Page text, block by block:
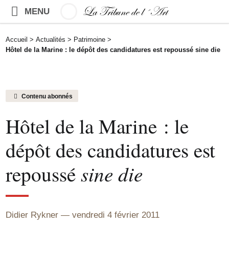
MENU
Accueil > Actualités > Patrimoine >
Hôtel de la Marine : le dépôt des candidatures est repoussé sine die
Contenu abonnés
Hôtel de la Marine : le
dépôt des candidatures est
repoussésine die
Didier Rykner vendredi 4 février 2011